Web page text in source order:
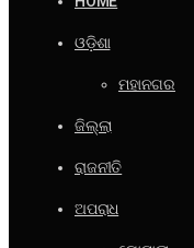
ଓଡ଼ିଶା
ମହାନଗର
ଜିଲ୍ଲା
ରାଜନୀତି
ଅପରାଧ